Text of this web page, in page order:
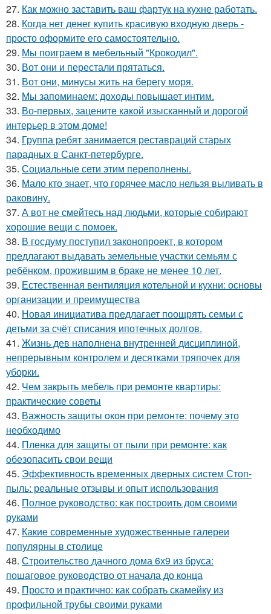
27. Как можно заставить ваш фартук на кухне работать.
28. Когда нет денег купить красивую входную дверь -
просто оформите его самостоятельно.
29. Мы поиграем в мебельный "Крокодил".
30. Вот они и перестали прятаться.
31. Вот они, минусы жить на берегу моря.
32. Мы запоминаем: доходы повышает интим.
33. Во-первых, зацените какой изысканный и дорогой
интерьер в этом доме!
34. Группа ребят занимается реставраций старых
парадных в Санкт-петербурге.
35. Социальные сети этим переполнены.
36. Мало кто знает, что горячее масло нельзя выливать в
раковину.
37. А вот не смейтесь над людьми, которые собирают
хорошие вещи с помоек.
38. В госдуму поступил законопроект, в котором
предлагают выдавать земельные участки семьям с
ребёнком, прожившим в браке не менее 10 лет.
39. Естественная вентиляция котельной и кухни: основы
организации и преимущества
40. Новая инициатива предлагает поощрять семьи с
детьми за счёт списания ипотечных долгов.
41. Жизнь дев наполнена внутренней дисциплиной,
непрерывным контролем и десятками тряпочек для
уборки.
42. Чем закрыть мебель при ремонте квартиры:
практические советы
43. Важность защиты окон при ремонте: почему это
необходимо
44. Пленка для защиты от пыли при ремонте: как
обезопасить свои вещи
45. Эффективность временных дверных систем Стоп-
пыль: реальные отзывы и опыт использования
46. Полное руководство: как построить дом своими
руками
47. Какие современные художественные галереи
популярны в столице
48. Строительство дачного дома 6х9 из бруса:
пошаговое руководство от начала до конца
49. Просто и практично: как собрать скамейку из
профильной трубы своими руками